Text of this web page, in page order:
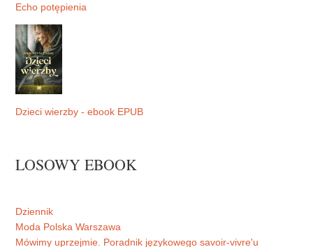
Echo potępienia
Dzieci wierzby - ebook EPUB
LOSOWY EBOOK
Dziennik
Moda Polska Warszawa
Mówimy uprzejmie. Poradnik językowego savoir-vivre'u